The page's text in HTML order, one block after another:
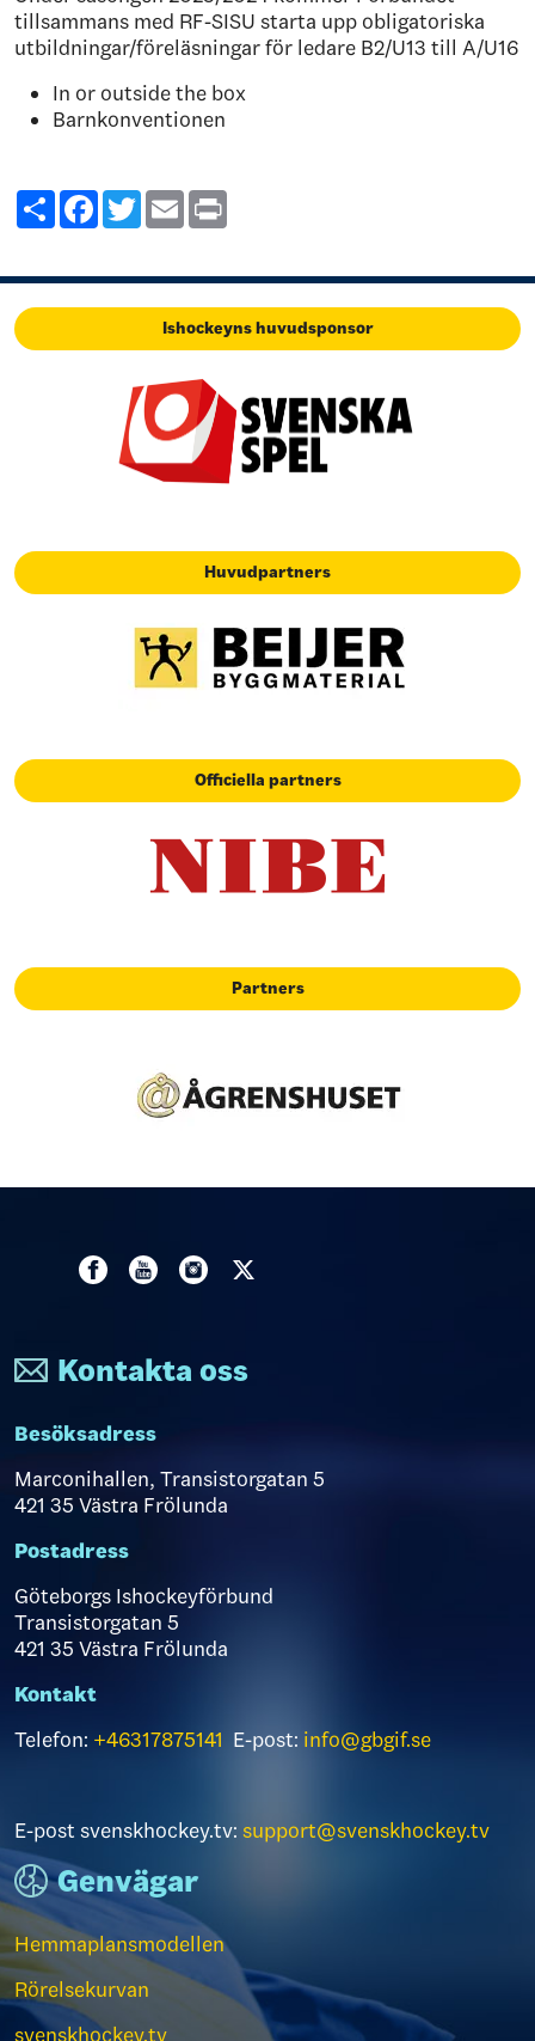
tillsammans med RF-SISU starta upp obligatoriska
utbildningar/föreläsningar för ledare B2/U13 till A/U16
In or outside the box
Barnkonventionen
ShareFacebook
TwitterEmail
Ishockeyns huvudsponsor
Huvudpartners
Officiella partners
Partners
Kontakta oss
Besöksadress
Marconihallen, Transistorgatan 5
421 35 Västra Frölunda
Postadress
Göteborgs Ishockeyförbund
Transistorgatan 5
421 35 Västra Frölunda
Kontakt
Telefon: +46317875141 E-post: info@gbgif.se
E-post svenskhockey.tv: support@svenskhockey.tv
Genvägar
Hemmaplansmodellen
Rörelsekurvan
svenskhockey.tv